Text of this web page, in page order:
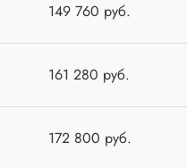
149 760 руб.
161 280 руб.
172 800 руб.